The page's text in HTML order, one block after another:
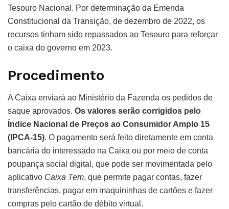
Tesouro Nacional. Por determinação da Emenda
Constitucional da Transição, de dezembro de 2022, os
recursos tinham sido repassados ao Tesouro para reforçar
o caixa do governo em 2023.
Procedimento
A Caixa enviará ao Ministério da Fazenda os pedidos de
saque aprovados. Os valores serão corrigidos pelo
Índice Nacional de Preços ao Consumidor Amplo 15
(IPCA-15). O pagamento será feito diretamente em conta
bancária do interessado na Caixa ou por meio de conta
poupança social digital, que pode ser movimentada pelo
aplicativo Caixa Tem, que permite pagar contas, fazer
transferências, pagar em maquininhas de cartões e fazer
compras pelo cartão de débito virtual.